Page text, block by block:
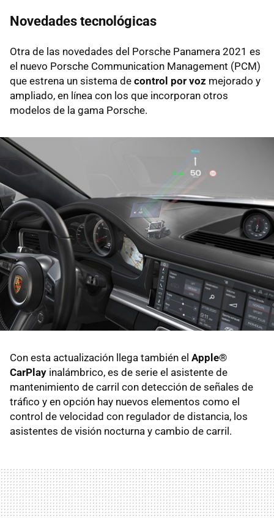
Novedades tecnológicas
Otra de las novedades del Porsche Panamera 2021 es
el nuevo Porsche Communication Management (PCM)
que estrena un sistema de control por voz mejorado y
ampliado, en línea con los que incorporan otros
modelos de la gama Porsche.
Con esta actualización llega también el Apple®
CarPlay inalámbrico, es de serie el asistente de
mantenimiento de carril con detección de señales de
tráfico y en opción hay nuevos elementos como el
control de velocidad con regulador de distancia, los
asistentes de visión nocturna y cambio de carril.